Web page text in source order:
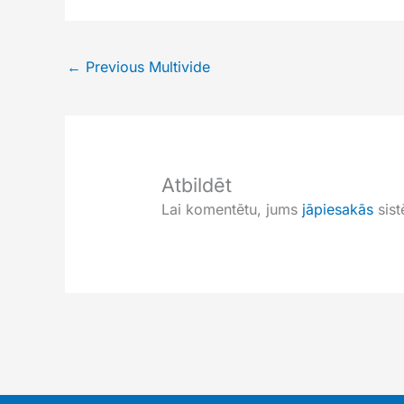
← Previous Multivide
Atbildēt
Lai komentētu, jums jāpiesakās